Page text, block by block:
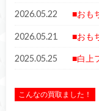
2026.05.22 ■おも
2026.05.21 ■おも
2025.05.25 ■白上
こんなの買取ました！